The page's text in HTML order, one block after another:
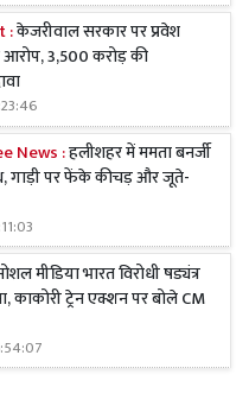
:केजरीवाल सरकार पर प्रवेश
3,500 करोड़ की
News :हलीशहर में ममता बनर्जी
गाड़ी पर फेंके कीचड़ और जूते-
मीडिया भारत विरोधी षड्यंत्र
काकोरी ट्रेन एक्शन पर बोले CM